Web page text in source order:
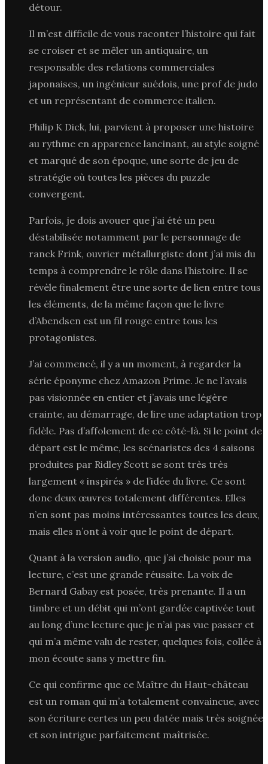
détour.
Il m’est difficile de vous raconter l’histoire qui fait
se croiser et se mêler un antiquaire, un
responsable des relations commerciales
japonaises, un ingénieur suédois, une prof de judo
et un représentant de commerce italien.
Philip K Dick, lui, parvient à proposer une histoire
au rythme en apparence lancinant, au style soigné
et marqué de son époque, une sorte de jeu de
stratégie où toutes les pièces du puzzle
convergent.
Parfois, je dois avouer que j’ai été un peu
déstabilisée notamment par le personnage de
ranck Frink, ouvrier métallurgiste dont j’ai mis du
temps à comprendre le rôle dans l’histoire. Il se
révèle finalement être une sorte de lien entre tous
les éléments, de la même façon que le livre
d’Abendsen est un fil rouge entre tous les
protagonistes.
J’ai commencé, il y a un moment, à regarder la
série éponyme chez Amazon Prime. Je ne l’avais
pas visionnée en entier et j’avais une légère
crainte, au démarrage, de lire une adaptation trop
fidèle. Pas d’affolement de ce côté-là. Si le point de
départ est le même, les scénaristes des 4 saisons
produites par Ridley Scott se sont très très
largement « inspirés » de l’idée du livre. Ce sont
donc deux œuvres totalement différentes. Elles
n’en sont pas moins intéressantes toutes les deux,
mais elles n’ont à voir que le point de départ.
Quant à la version audio, que j’ai choisie pour ma
lecture, c’est une grande réussite. La voix de
Bernard Gabay est posée, très prenante. Il a un
timbre et un débit qui m’ont gardée captivée tout
au long d’une lecture que je n’ai pas vue passer et
qui m’a même valu de rester, quelques fois, collée à
mon écoute sans y mettre fin.
Ce qui confirme que ce Maître du Haut-château
est un roman qui m’a totalement convaincue, avec
son écriture certes un peu datée mais très soignée
et son intrigue parfaitement maîtrisée.